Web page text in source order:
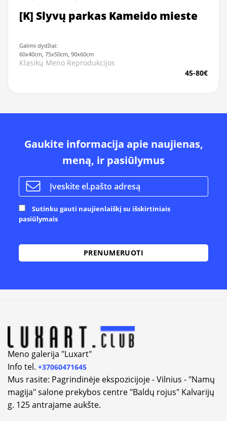
[K] Slyvų parkas Kameido mieste
Galimi dydžiai:
60x40cm, 75x50cm, 90x60cm
Klasikų Meno Reprodukcijos
45-80€
Gaukite informacija apie naujienas,
meną, ir pasiūlymus
Sutinku gauti naujienlaiškį su išskirtiniais
pasiūlymais
Meno galerija "Luxart"
Info tel. +37060471645
Mus rasite: Pagrindinėje ekspozicijoje - Vilnius - "Namų
magija" salone prekybos centre "Baldų rojus" Kalvarijų
g. 125 antrajame aukšte.